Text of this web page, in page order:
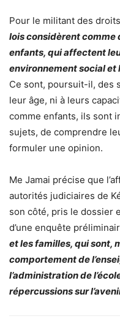
Pour le militant des
lois considèrent comme
enfants, qui affectent
environnement social
Ce sont, poursuit-il, des
leur âge, ni à leurs
comme enfants, ils sont
sujets, de comprendre
formuler une opinion.
Me Jamai précise que
autorités judiciaires de
son côté, pris le dossier
d’une enquête
et les familles, qui sont,
comportement de
l’administration de
répercussions sur